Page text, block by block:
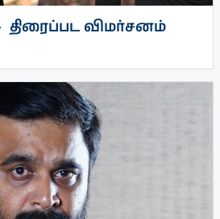
திரைப்பட விமர்சனம்